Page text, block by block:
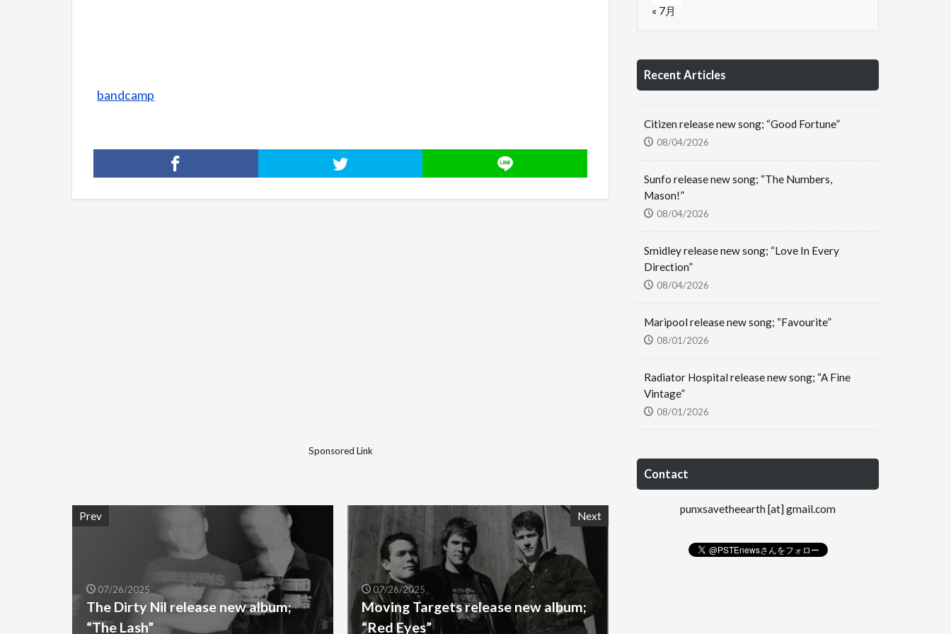
bandcamp
Sponsored Link
Prev
07/26/2025
The Dirty Nil release new album;
“The Lash”
Next
07/26/2025
Moving Targets release new album;
“Red Eyes”
« 7月
Recent Articles
Citizen release new song; “Good Fortune”
08/04/2026
Sunfo release new song; “The Numbers,
Mason!”
08/04/2026
Smidley release new song; “Love In Every
Direction”
08/04/2026
Maripool release new song; “Favourite”
08/01/2026
Radiator Hospital release new song; “A Fine
Vintage”
08/01/2026
Contact
punxsavetheearth [at] gmail.com